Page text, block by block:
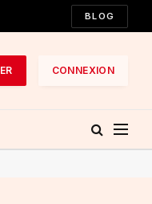
BLOG
CONNEXION